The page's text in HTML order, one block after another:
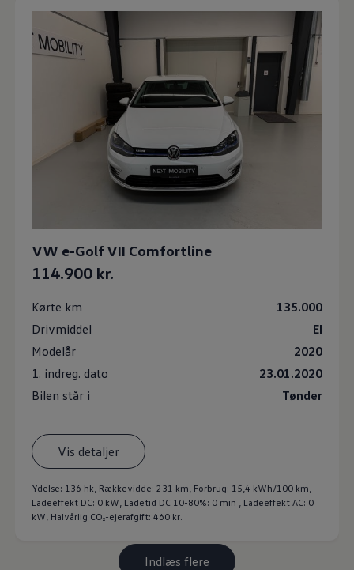
VW e-Golf VII Comfortline
114.900 kr.
135.000
Kørte km
El
Drivmiddel
2020
Modelår
23.01.2020
1. indreg. dato
Tønder
Bilen står i
Vis detaljer
Ydelse: 136 hk, Rækkevidde: 231 km, Forbrug: 15,4 kWh/100 km,
Ladeeffekt DC: 0 kW, Ladetid DC 10-80%: 0 min , Ladeeffekt AC: 0
kW, Halvårlig CO₂-ejerafgift: 460 kr.
Indlæs flere